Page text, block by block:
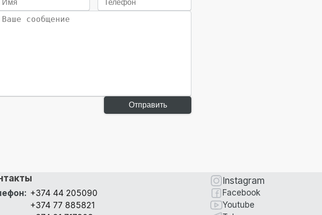
Отправить
: +374 44 205090
+374 77 885821
Instagram
Facebook
Youtube